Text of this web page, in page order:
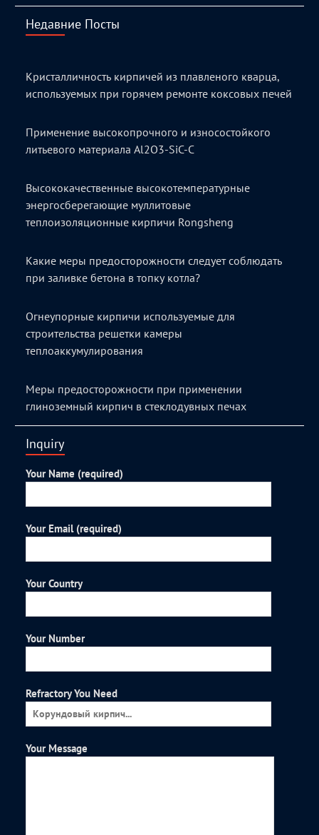
Недавние Посты
Кристалличность кирпичей из плавленого кварца,
используемых при горячем ремонте коксовых печей
Применение высокопрочного и износостойкого
литьевого материала Al2O3-SiC-C
Высококачественные высокотемпературные
энергосберегающие муллитовые
теплоизоляционные кирпичи Rongsheng
Какие меры предосторожности следует соблюдать
при заливке бетона в топку котла?
Огнеупорные кирпичи используемые для
строительства решетки камеры
теплоаккумулирования
Меры предосторожности при применении
глиноземный кирпич в стеклодувных печах
Inquiry
Your Name (required)
Your Email (required)
Your Country
Your Number
Refractory You Need
Your Message